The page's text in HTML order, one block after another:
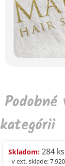
kategórii
Skladom: 284 ks
- v ext. sklade: